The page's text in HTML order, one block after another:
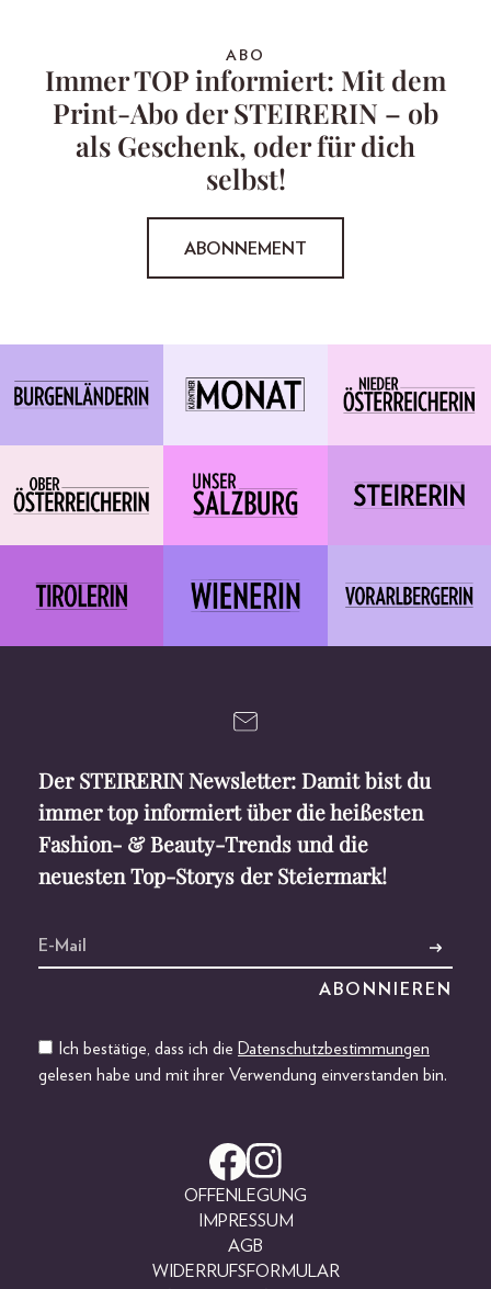
ABO
Immer TOP informiert: Mit dem
Print-Abo der STEIRERIN – ob
als Geschenk, oder für dich
selbst!
ABONNEMENT
Der STEIRERIN Newsletter: Damit bist du
immer top informiert über die heißesten
Fashion- & Beauty-Trends und die
neuesten Top-Storys der Steiermark!
Ich bestätige, dass ich die Datenschutzbestimmungen
gelesen habe und mit ihrer Verwendung einverstanden bin.
OFFENLEGUNG
IMPRESSUM
AGB
WIDERRUFSFORMULAR